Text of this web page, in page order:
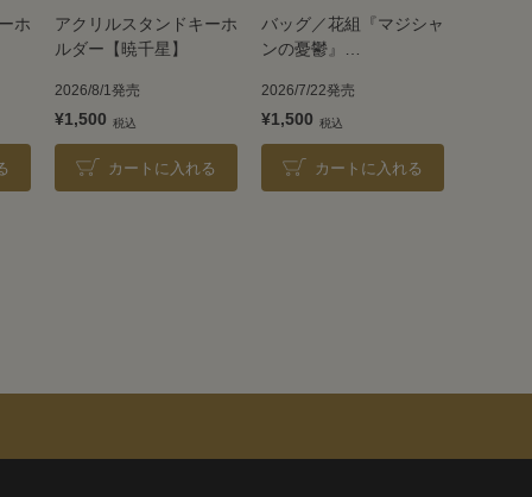
ホ
アクリルスタンドキーホ
ルダー【暁千星】
2026/8/1発売
¥1,500
カートに入れる
バッグ／花組『マジシャ
ンの憂鬱』
2026/7/22発売
¥1,500
カートに入れる